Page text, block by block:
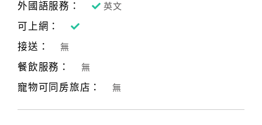
外國語服務： 英文
可上網：
接送：
無
餐飲服務： 無
寵物可同房旅店： 無